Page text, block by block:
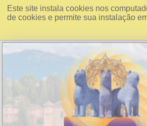
Este site instala cookies nos
de cookies e permite sua instalação